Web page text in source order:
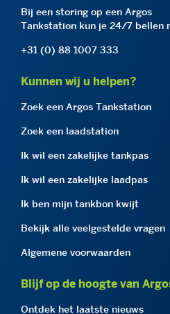
Bij een storing op een Argos
Tankstation kun je 24/7 bellen
+31 (0) 88 1007 333
Kunnen wij u helpen?
Zoek een Argos Tankstation
Zoek een laadstation
Ik wil een zakelijke tankpas
Ik wil een zakelijke laadpas
Ik ben mijn tankbon kwijt
Bekijk alle veelgestelde vragen
Algemene voorwaarden
Blijf op de hoogte van
Ontdek het laatste nieuws